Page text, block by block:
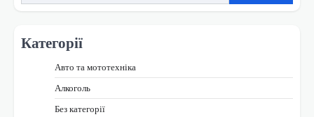
Категорії
Авто та мототехніка
Алкоголь
Без категорії